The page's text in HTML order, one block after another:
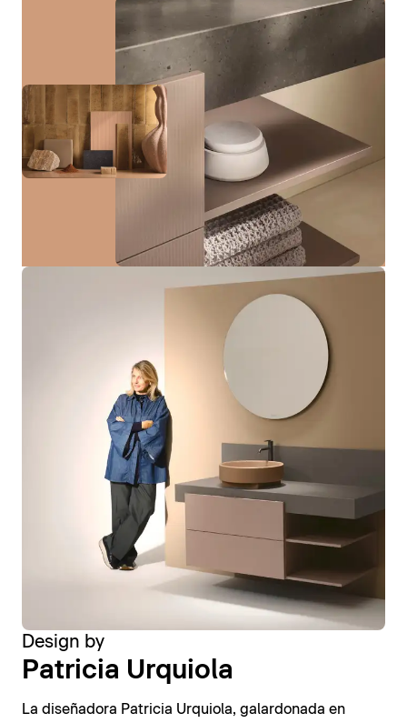
Design by
Patricia Urquiola
La diseñadora Patricia Urquiola, galardonada en